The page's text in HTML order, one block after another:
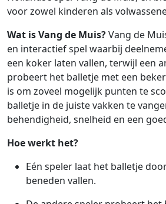
voor zowel kinderen als
Wat is Vang de Muis?Vang de
en interactief spel waarbij
een koker laten vallen, terwijl een
probeert het balletje met een
is om zoveel mogelijk punten te
balletje in de juiste vakken te
behendigheid, snelheid en een
Hoe werkt het?
Eén speler laat het balletje
beneden vallen.